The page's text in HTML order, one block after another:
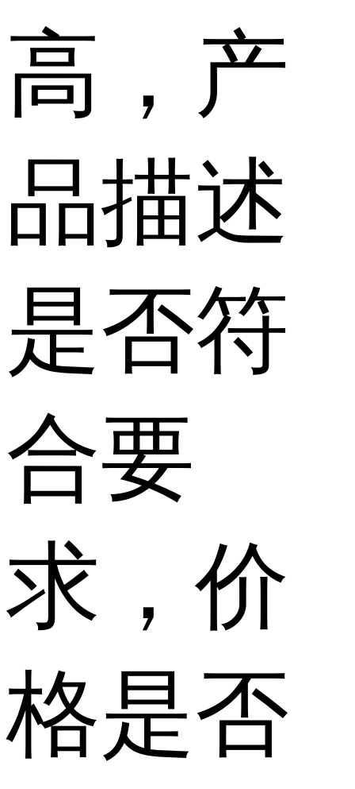
高，产
品描述
是否符
合要
求，价
格是否